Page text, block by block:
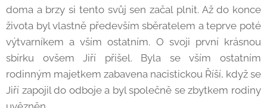
doma a brzy si tento svůj sen začal plnit. Až do konce
života byl vlastně především sběratelem a teprve poté
výtvarníkem a vším ostatním. O svoji první krásnou
sbírku ovšem Jiří přišel. Byla se vším ostatním
rodinným majetkem zabavena nacistickou Říší, když se
Jiří zapojil do odboje a byl společně se zbytkem rodiny